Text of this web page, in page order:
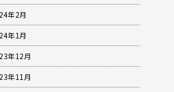
年2月
年1月
年12月
年11月